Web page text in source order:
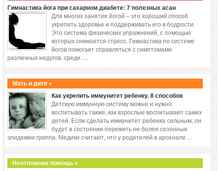
Гимнастика йога при сахарном диабете: 7 полезных асан
Для многих занятия йогой – это хороший способ
укрепить здоровье и поддерживать его в бодрости.
Это система физических упражнений, с помощью
которых снимается стресс. Гимнастика по системе
йогов помогает справляться с симптомами
различных недугов, среди …
Мать и дитя »
Как укрепить иммунитет ребенку. 8 способов
Детскую иммунную систему можно и нужно
воспитывать также, как взрослые воспитывают самих
детей. Если сделать иммунитет ребенка сильным, он
будет в состоянии пережить не болея сезонные
эпидемии гриппа. Медики считают, что у родителей в арсенале …
Неотложная помощь »